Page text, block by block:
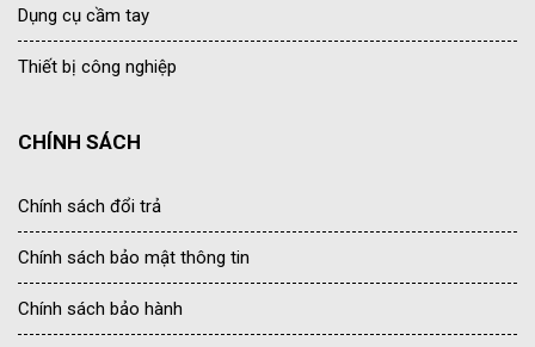
Dụng cụ cầm tay
Thiết bị công nghiệp
CHÍNH SÁCH
Chính sách đổi trả
Chính sách bảo mật thông tin
Chính sách bảo hành